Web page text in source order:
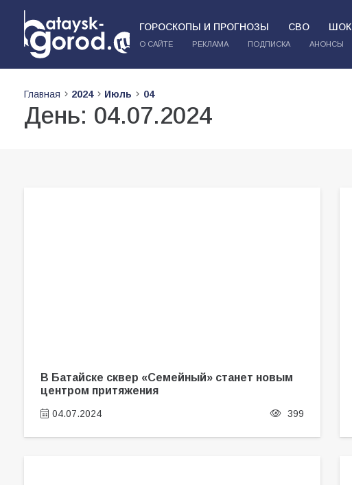
ГОРОСКОПЫ И ПРОГНОЗЫ СВО ШОК
О САЙТЕ РЕКЛАМА ПОДПИСКА АНОНСЫ
Главная 2024 Июль 04
День: 04.07.2024
В Батайске сквер «Семейный» станет новым
центром притяжения
04.07.2024 399